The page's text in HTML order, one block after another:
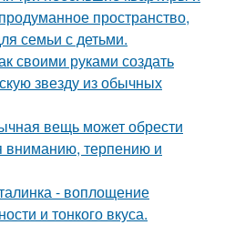
пространство,
семьи с детьми.
своими руками создать
звезду из обычных
вещь может обрести
вниманию, терпению и
- воплощение
и тонкого вкуса.